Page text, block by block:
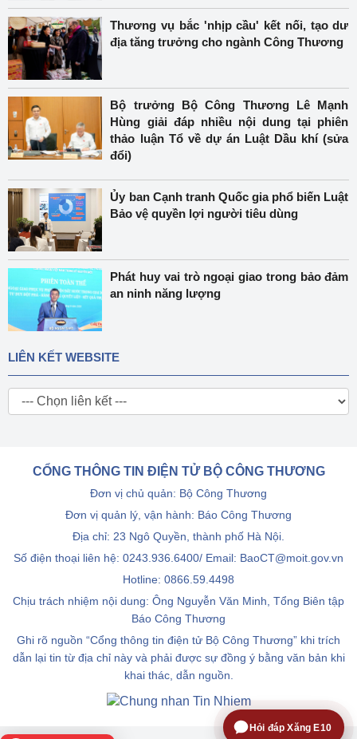
Thương vụ bắc 'nhịp cầu' kết nối, tạo dư
địa tăng trưởng cho ngành Công Thương
Bộ trưởng Bộ Công Thương Lê Mạnh
Hùng giải đáp nhiều nội dung tại phiên
thảo luận Tổ về dự án Luật Dầu khí (sửa
đổi)
Ủy ban Cạnh tranh Quốc gia phổ biến Luật
Bảo vệ quyền lợi người tiêu dùng
Phát huy vai trò ngoại giao trong bảo đảm
an ninh năng lượng
LIÊN KẾT WEBSITE
CỔNG THÔNG TIN ĐIỆN TỬ BỘ CÔNG THƯƠNG
Đơn vị chủ quản: Bộ Công Thương
Đơn vị quản lý, vận hành: Báo Công Thương
Địa chỉ: 23 Ngô Quyền, thành phố Hà Nội.
Số điện thoại liên hệ: 0243.936.6400/ Email: BaoCT@moit.gov.vn
Hotline: 0866.59.4498
Chịu trách nhiệm nội dung: Ông Nguyễn Văn Minh, Tổng Biên tập
Báo Công Thương
Ghi rõ nguồn “Cổng thông tin điện tử Bộ Công Thương” khi trích
dẫn lại tin từ địa chỉ này và phải được sự đồng ý bằng văn bản khi
khai thác, dẫn nguồn.
Hỏi đáp Xăng E10